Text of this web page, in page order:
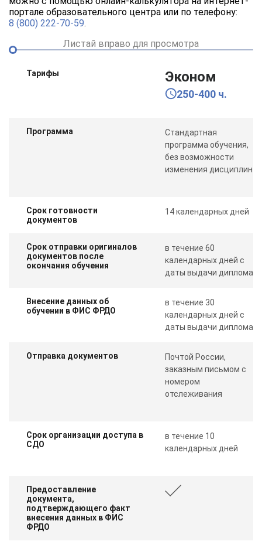
портале образовательного центра или по телефону:
8 (800) 222-70-59.
Листай вправо для просмотра
Тарифы Эконом
250-400 ч.
Программа
Стандартная
программа обучения,
без возможности
изменения дисциплин
Срок готовности
документов
14 календарных дней
Срок отправки оригиналов
документов после
окончания обучения
в течение 60
календарных дней с
даты выдачи диплома
Внесение данных об
обучении в ФИС ФРДО
в течение 30
календарных дней с
даты выдачи диплома
Отправка документов
Почтой России,
заказным письмом с
номером
отслеживания
Срок организации доступа в
СДО
в течение 10
календарных дней
Предоставление
документа,
подтверждающего факт
внесения данных в ФИС
ФРДО